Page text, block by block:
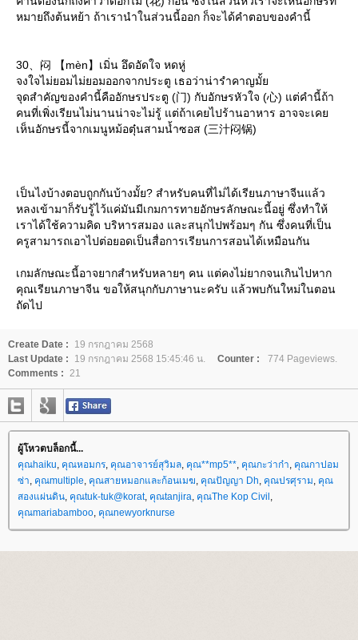
หมายถึงต้นหย้า ถ้าเรานำในส่วนนี้ออก ก็จะได้คำตอบของคำนี้
30、闷 【mèn】เมิ่น อึดอัดใจ หดหู่
จงใจไม่ยอมไม่ยอมออกจากประตู เธอว่าน่ารำคาญมั้
จุดสำคัญของคำนี้คืออักษรประตู (门) กับอักษรหัวใจ (心) แต่คำนี้ถ้า
คนที่เพิ่งเรียนไม่นานน่าจะไม่รู้ แต่ถ้าเคยไปร้านอาหาร อาจจะเค
เห็นอักษรนี้จากเมนูหม้อตุ๋นสามน้ำซอส (三汁闷锅)
เป็นไงบ้างตอบถูกกันบ้างมั้ย? สำหรับคนที่ไม่ได้เรียนภาษาจีนแล้ว
หลงเข้ามาก็รับรู้ไว้แค่มันมีเกมการทายอักษรลักษณะนี้อยู่ ซึ่งทำให้
เราได้ใช้ความคิด บริหารสมอง และสนุกไปพร้อมๆ กัน ซึ่งคนที่เป็น
ครูสามารถเอาไปต่อยอดเป็นสื่อการเรียนการสอนได้เหมือนกัน
เกมลักษณะนี้อาจยากสำหรับหลายๆ คน แต่คงไม่ยากจนเกินไปหาก
คุณเรียนภาษาจีน ขอให้สนุกกับภาษานะครับ แล้วพบกันใหม่ในตอน
ถัดไป
Create Date :
19 กรกฎาคม 2568
Last Update :
19 กรกฎาคม 2568 15:45:46 น. Counter :
774 Pageviews.
Comments : 21
ผู้โหวตบล็อกนี้...
คุณhaiku, คุณหอมกร, คุณอาจารย์สุวิมล, คุณ**mp5**, คุณกะว่าก๋า, คุณกาปอม
ซ่า, คุณmultiple, คุณสายหมอกและก้อนเมฆ, คุณปัญญา Dh, คุณปรศุราม, คุณ
สองแผ่นดิน, คุณtuk-tuk@korat, คุณtanjira, คุณThe Kop Civil ,
คุณmariabamboo, คุณnewyorknurse